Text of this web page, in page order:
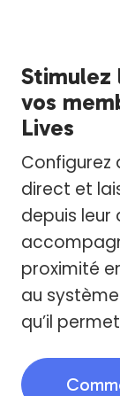
Stimulez
vos
Lives
Configurez
direct et
depuis leur
proximité
au
qu’il